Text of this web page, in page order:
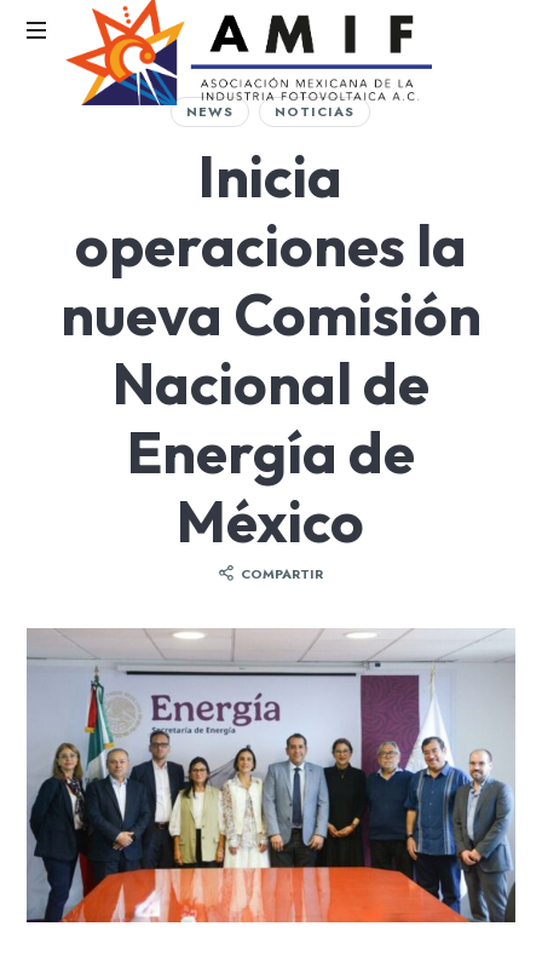
AMIF
Fotovoltaica
NEWS NOTICIAS
Inicia
operaciones la
nueva Comisión
Nacional de
Energía de
México
COMPARTIR